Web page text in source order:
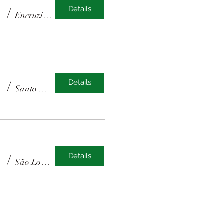
/ Encruzilhada do Sul
Details
/ Santo Antônio do Planalto
Details
/ São Lourenço do Sul
Details